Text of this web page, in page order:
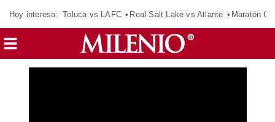
Hoy interesa: Toluca vs LAFC Real Salt Lake vs Atlante Maratón